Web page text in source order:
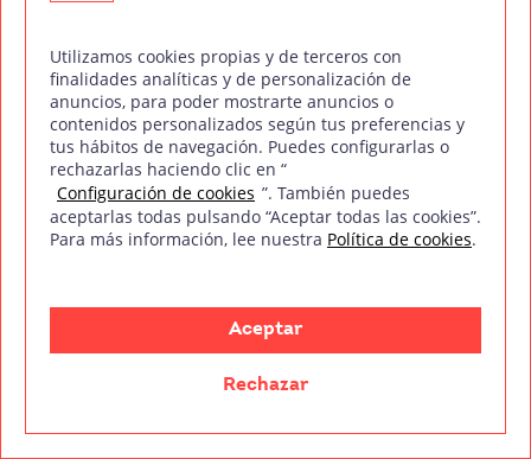
Entidad colaboradora con:
Utilizamos cookies propias y de terceros con
finalidades analíticas y de personalización de
anuncios, para poder mostrarte anuncios o
contenidos personalizados según tus preferencias y
tus hábitos de navegación. Puedes configurarlas o
rechazarlas haciendo clic en “
Configuración de cookies ”. También puedes
aceptarlas todas pulsando “Aceptar todas las cookies”.
Para más información, lee nuestra Política de cookies.
Aceptar
Rechazar